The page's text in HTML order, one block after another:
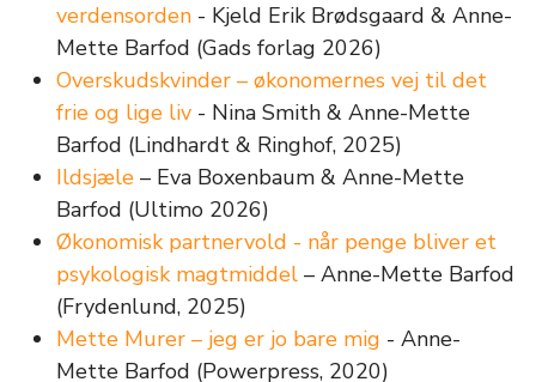
verdensorden - Kjeld Erik Brødsgaard & Anne-
Mette Barfod (Gads forlag 2026)
Overskudskvinder – økonomernes vej til det
frie og lige liv - Nina Smith & Anne-Mette
Barfod (Lindhardt & Ringhof, 2025)
Ildsjæle – Eva Boxenbaum & Anne-Mette
Barfod (Ultimo 2026)
Økonomisk partnervold - når penge bliver et
psykologisk magtmiddel – Anne-Mette Barfod
(Frydenlund, 2025)
Mette Murer – jeg er jo bare mig - Anne-
Mette Barfod (Powerpress, 2020)